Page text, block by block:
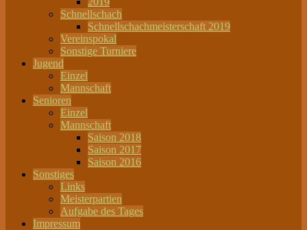
Schnellschach
Schnellschachmeisterschaft 2019
Vereinspokal
Sonstige Turniere
Jugend
Einzel
Mannschaft
Senioren
Einzel
Mannschaft
Saison 2018
Saison 2017
Saison 2016
Sonstiges
Links
Meisterpartien
Aufgabe des Tages
Impressum